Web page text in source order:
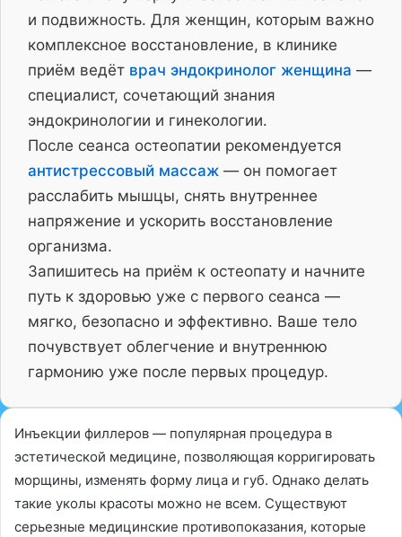
и подвижность. Для женщин, которым важно
комплексное восстановление, в клинике
приём ведёт врач эндокринолог женщина —
специалист, сочетающий знания
эндокринологии и гинекологии.
После сеанса остеопатии рекомендуется
антистрессовый массаж — он помогает
расслабить мышцы, снять внутреннее
напряжение и ускорить восстановление
организма.
Запишитесь на приём к остеопату и начните
путь к здоровью уже с первого сеанса —
мягко, безопасно и эффективно. Ваше тело
почувствует облегчение и внутреннюю
гармонию уже после первых процедур.
Инъекции филлеров — популярная процедура в
эстетической медицине, позволяющая корригировать
морщины, изменять форму лица и губ. Однако делать
такие уколы красоты можно не всем. Существуют
серьезные медицинские противопоказания, которые